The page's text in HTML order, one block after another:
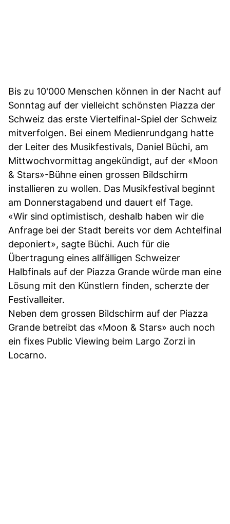
Bis zu 10'000 Menschen können in der Nacht auf
Sonntag auf der vielleicht schönsten Piazza der
Schweiz das erste Viertelfinal-Spiel der Schweiz
mitverfolgen. Bei einem Medienrundgang hatte
der Leiter des Musikfestivals, Daniel Büchi, am
Mittwochvormittag angekündigt, auf der «Moon
& Stars»-Bühne einen grossen Bildschirm
installieren zu wollen. Das Musikfestival beginnt
am Donnerstagabend und dauert elf Tage.
«Wir sind optimistisch, deshalb haben wir die
Anfrage bei der Stadt bereits vor dem Achtelfinal
deponiert», sagte Büchi. Auch für die
Übertragung eines allfälligen Schweizer
Halbfinals auf der Piazza Grande würde man eine
Lösung mit den Künstlern finden, scherzte der
Festivalleiter.
Neben dem grossen Bildschirm auf der Piazza
Grande betreibt das «Moon & Stars» auch noch
ein fixes Public Viewing beim Largo Zorzi in
Locarno.